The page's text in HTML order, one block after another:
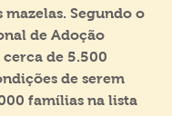
Segundo o
de Adoção
cerca de 5.500
de serem
famílias na lista